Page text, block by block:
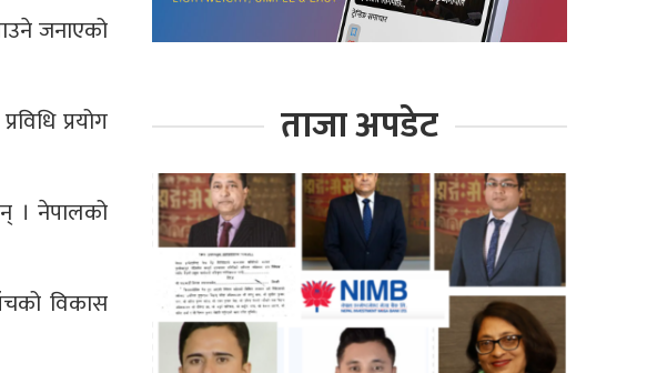
जनाएको
प्रयोग
। नेपालको
विकास
ताजा अपडेट